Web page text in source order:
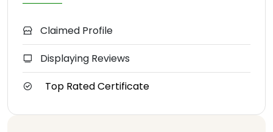
Claimed Profile
Displaying Reviews
Top Rated Certificate